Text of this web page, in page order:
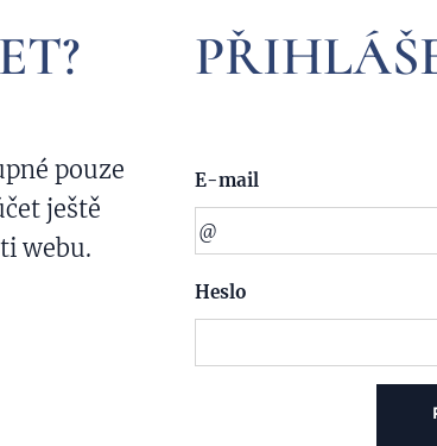
pouze
ještě
webu.
E-mail
Heslo